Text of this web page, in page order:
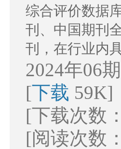
综合评价数据
刊、中国期刊
刊，在行业内
2024年06
[下载 59K]
[下载次数：
[阅读次数：